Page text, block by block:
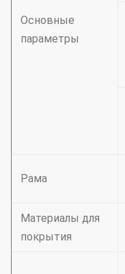
Основные
параметры
Рама
Материалы для
покрытия